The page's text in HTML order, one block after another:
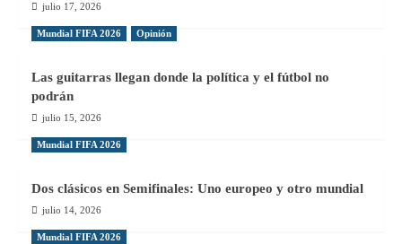
julio 17, 2026
Mundial FIFA 2026 Opinión
Las guitarras llegan donde la política y el fútbol no
podrán
julio 15, 2026
Mundial FIFA 2026
Dos clásicos en Semifinales: Uno europeo y otro mundial
julio 14, 2026
Mundial FIFA 2026